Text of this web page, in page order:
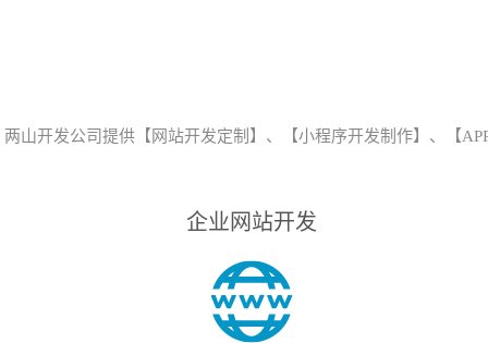
两山开发公司提供【网站开发定制】、【小程序开发制作】、【
企业网站开发